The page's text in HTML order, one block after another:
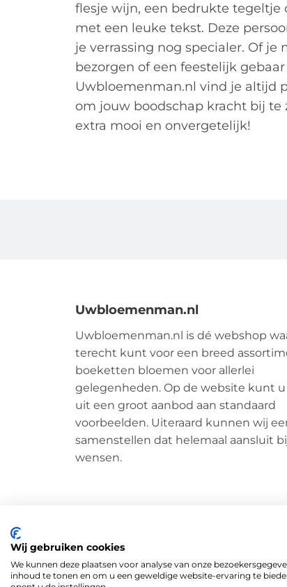
flesje wijn, een bedrukte tegeltje
met een leuke tekst. Deze
je verrassing nog specialer. Of
bezorgen of een feestelijk
Uwbloemenman.nl vind je altijd
om jouw boodschap kracht bij
extra mooi en onvergetelijk!
Uwbloemenman.nl
Uwbloemenman.nl is dé webshop
terecht kunt voor een breed
boeketten bloemen voor allerlei
gelegenheden. Op de website kunt u
uit een groot aanbod aan standaard
voorbeelden. Uiteraard kunnen wij
samenstellen dat helemaal aansluit
wensen.
Algemene voorwaarden|Privacy|
Wij gebruiken cookies
We kunnen deze plaatsen voor analyse van onze
inhoud te tonen en om u een geweldige website-ervaring te